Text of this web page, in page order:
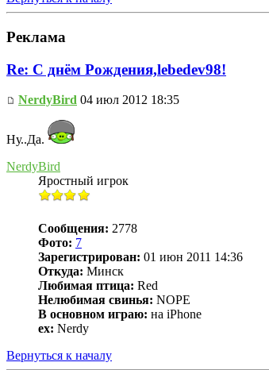
Реклама
Re: С днём Рождения,lebedev98!
NerdyBird 04 июл 2012 18:35
Ну..Да.
NerdyBird
Яростный игрок
Сообщения: 2778
Фото: 7
Зарегистрирован: 01 июн 2011 14:36
Откуда: Минск
Любимая птица: Red
Нелюбимая свинья: NOPE
В основном играю: на iPhone
ex: Nerdy
Вернуться к началу